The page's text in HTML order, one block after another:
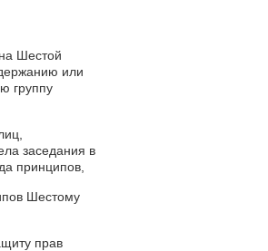
Шестой
или
группу
заседания в
принципов,
Шестому
прав